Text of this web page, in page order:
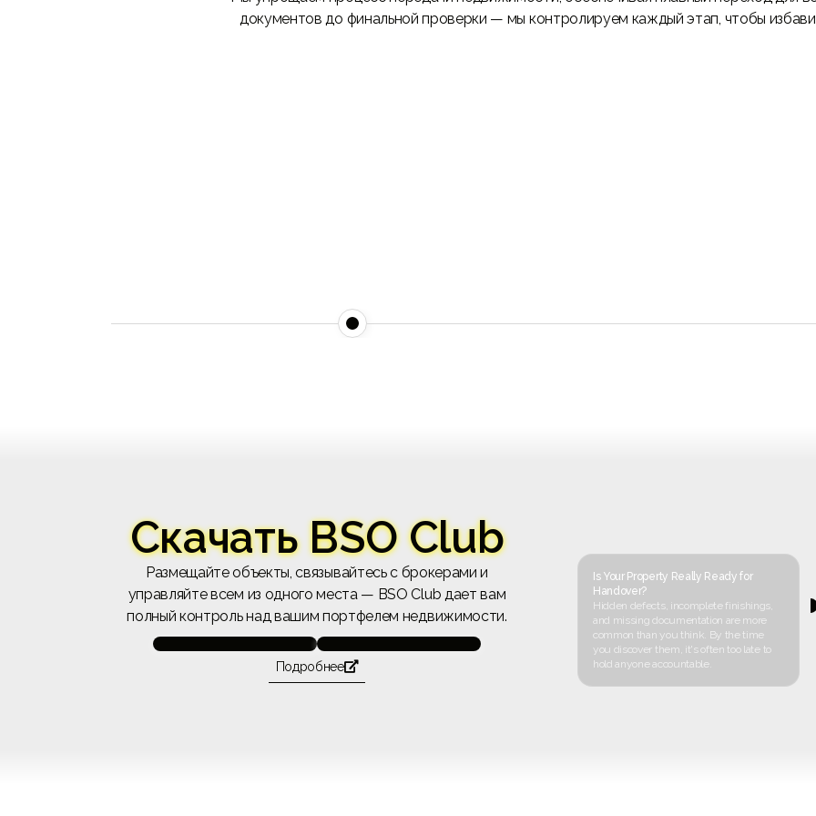
документов до финальной проверки — мы контролируем каждый этап, чтобы
Скачать BSO Club
Размещайте объекты, связывайтесь с брокерами и
управляйте всем из одного места — BSO Club дает вам
полный контроль над вашим портфелем недвижимости.
Подробнее
Is Your Property Really Ready for
Handover?
Hidden defects, incomplete finishings,
and missing documentation are more
common than you think. By the time
you discover them, it's often too late to
hold anyone accountable.